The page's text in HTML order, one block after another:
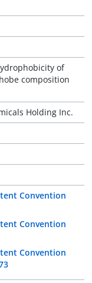
of
composition
Holding Inc.
Convention
Convention
Convention